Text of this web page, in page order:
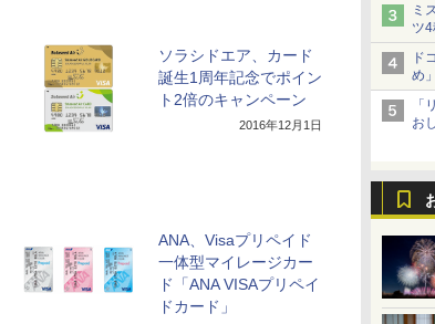
ミ
ツ
ド
め
「
お
ソラシドエア、カード
誕生1周年記念でポイン
ト2倍のキャンペーン
2016年12月1日
ANA、Visaプリペイド
一体型マイレージカー
ド「ANA VISAプリペイ
ドカード」